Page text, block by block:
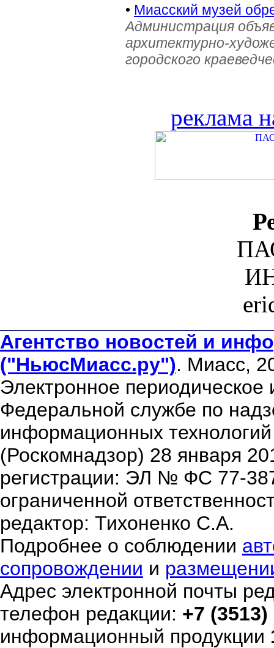
• Миасский музей
Администрация
архитектурно-
городского
реклама
Агентство новостей и
("НьюсМиасс.ру"). Миасс,
Электронное периодическое
Федеральной службе по
информационных
(Роскомнадзор) 28 января
регистрации: ЭЛ № ФС 77-
ограниченной
редактор: Тихоненко С.А.
Подробнее о соблюдении
сопровождении и
Адрес электронной почты
телефон редакции: +7
информационный продукции